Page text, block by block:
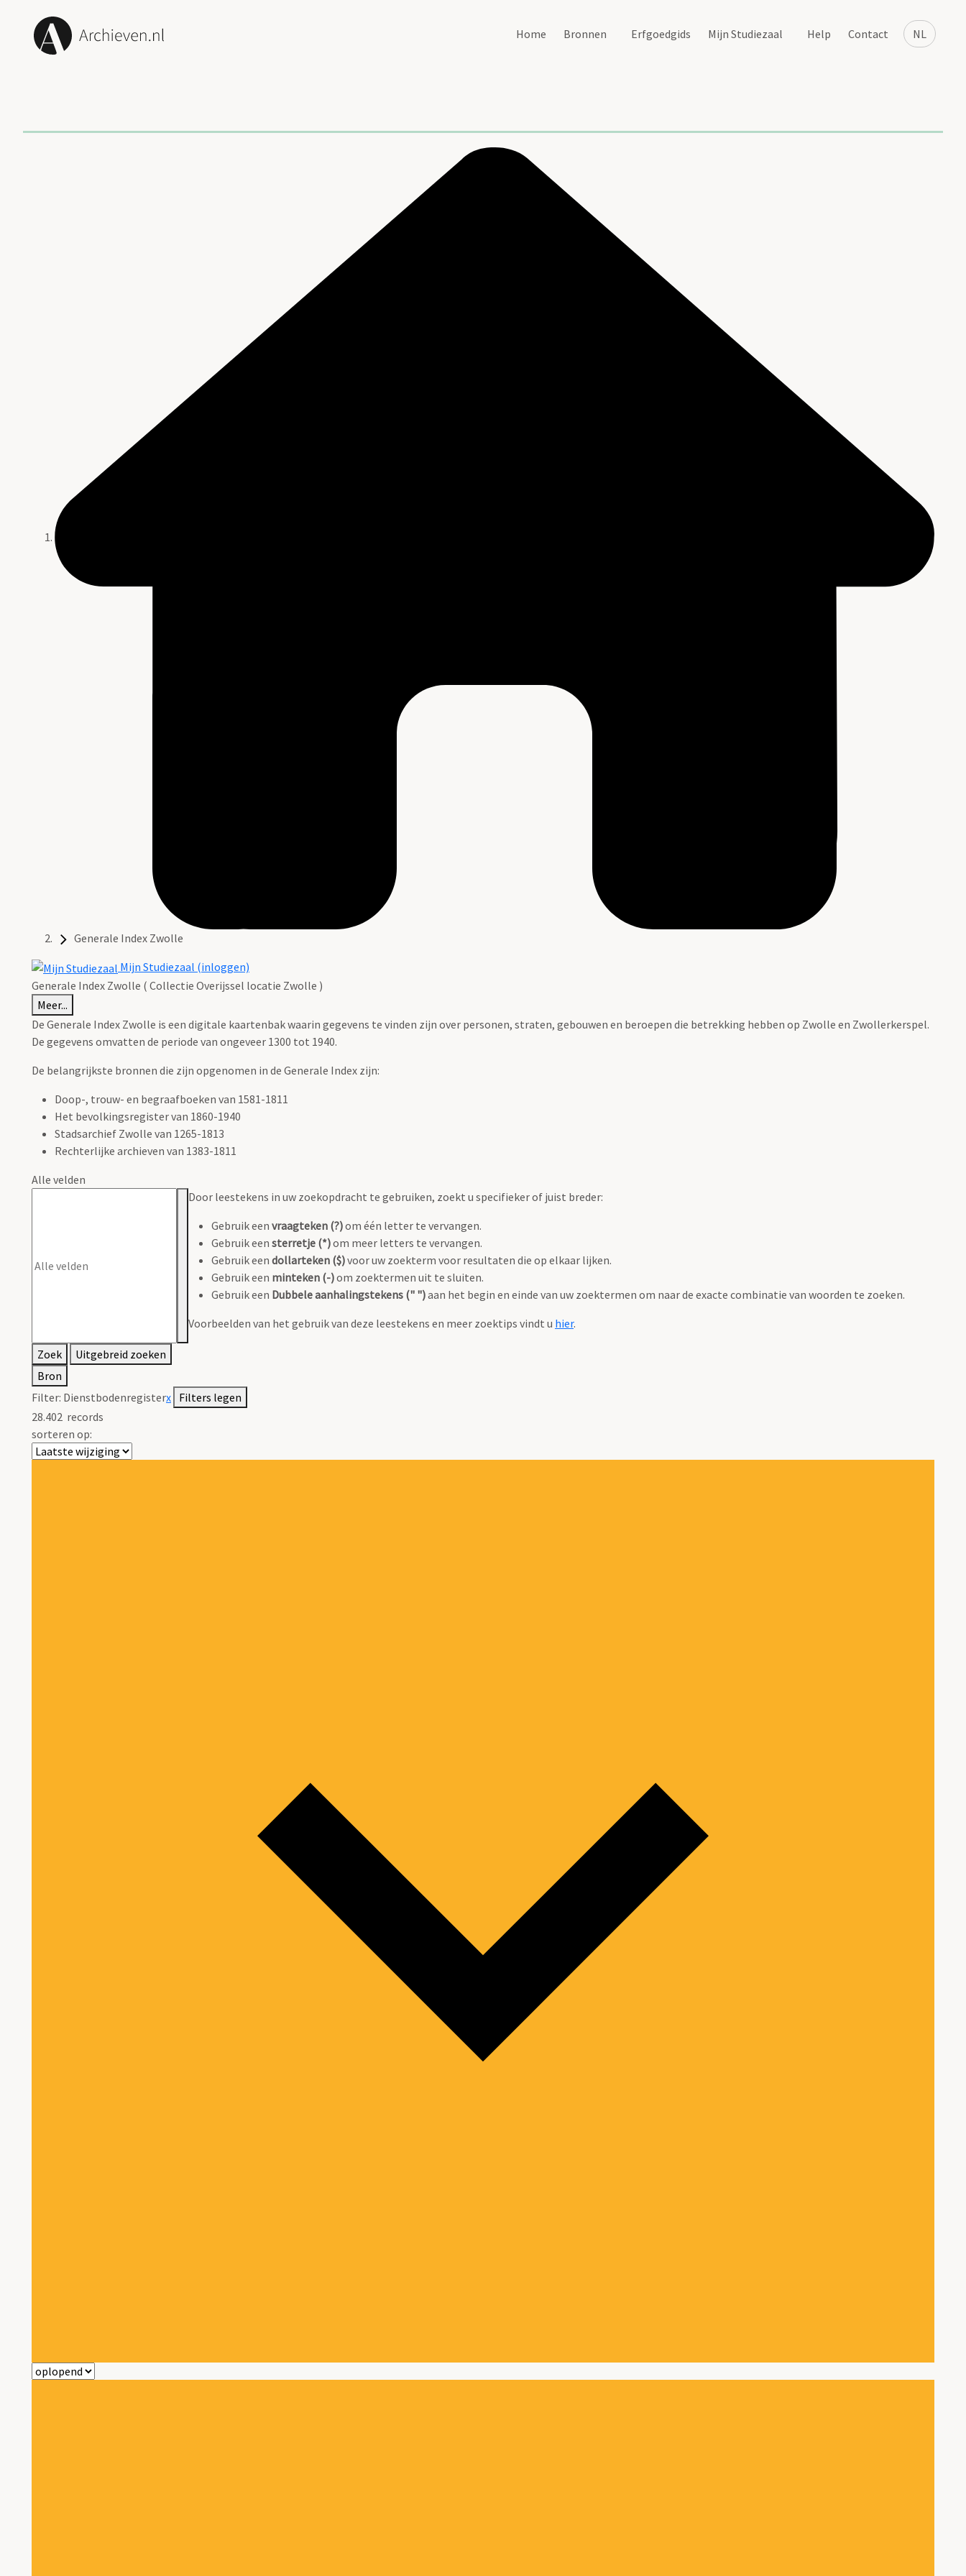
NL
Home Bronnen Erfgoedgids Mijn Studiezaal Help Contact
Generale Index Zwolle
Mijn Studiezaal (inloggen)
Generale Index Zwolle ( Collectie Overijssel locatie Zwolle )
Meer...
De Generale Index Zwolle is een digitale kaartenbak waarin gegevens te vinden zijn over personen, straten, gebouwen en beroepen die betrekking hebben op Zwolle en Zwollerkerspel.
De gegevens omvatten de periode van ongeveer 1300 tot 1940.
De belangrijkste bronnen die zijn opgenomen in de Generale Index zijn:
Doop-, trouw- en begraafboeken van 1581-1811
Het bevolkingsregister van 1860-1940
Stadsarchief Zwolle van 1265-1813
Rechterlijke archieven van 1383-1811
Alle velden
Door leestekens in uw zoekopdracht te gebruiken, zoekt u specifieker of juist breder:
Gebruik een vraagteken (?)om één letter te vervangen.
Gebruik een sterretje (*)om meer letters te vervangen.
Gebruik een dollarteken ($)voor uw zoekterm voor resultaten die op elkaar lijken.
Gebruik een minteken (-)om zoektermen uit te sluiten.
Gebruik een Dubbele aanhalingstekens (" ")aan het begin en einde van uw zoektermen om naar de exacte combinatie van woorden te zoeken.
Voorbeelden van het gebruik van deze leestekens en meer zoektips vindt u hier.
Zoek
Uitgebreid zoeken
Bron
Filter: Dienstbodenregisterx Filters legen
28.402 records
sorteren op: